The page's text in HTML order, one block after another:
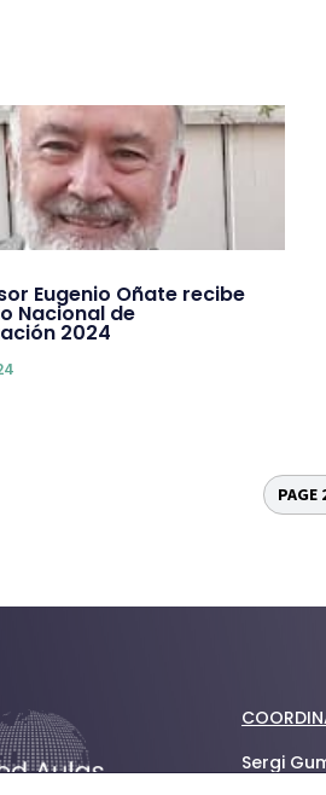
Eugenio Oñate recibe
Nacional de
2024
PAGE
Sergi